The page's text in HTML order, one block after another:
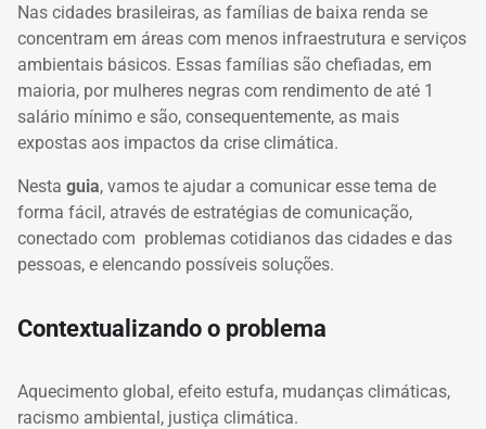
Nas cidades brasileiras, as famílias de baixa renda se
concentram em áreas com menos infraestrutura e serviços
ambientais básicos. Essas famílias são chefiadas, em
maioria, por mulheres negras com rendimento de até 1
salário mínimo e são, consequentemente, as mais
expostas aos impactos da crise climática.
Nesta guia, vamos te ajudar a comunicar esse tema de
forma fácil, através de estratégias de comunicação,
conectado com problemas cotidianos das cidades e das
pessoas, e elencando possíveis soluções.
Contextualizando o problema
Aquecimento global, efeito estufa, mudanças climáticas,
racismo ambiental, justiça climática.